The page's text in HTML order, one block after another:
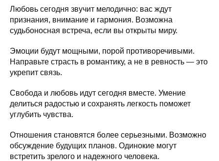
Любовь сегодня звучит мелодично: вас ждут
признания, внимание и гармония. Возможна
судьбоносная встреча, если вы открыты миру.
Эмоции будут мощными, порой противоречивыми.
Направьте страсть в романтику, а не в ревность — это
укрепит связь.
Свобода и любовь идут сегодня вместе. Умение
делиться радостью и сохранять легкость поможет
углубить чувства.
Отношения становятся более серьезными. Возможно
обсуждение будущих планов. Одинокие могут
встретить зрелого и надежного человека.